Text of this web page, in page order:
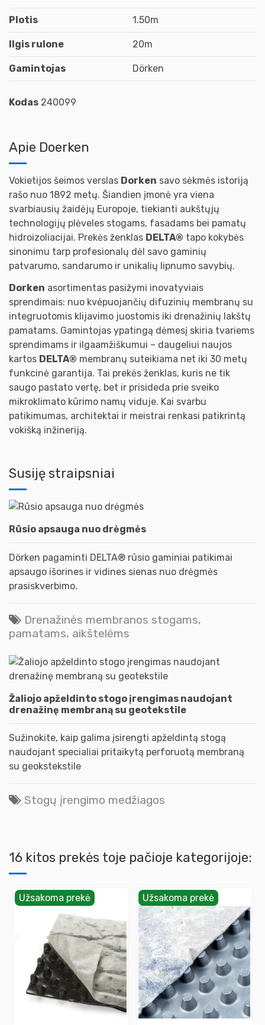
Plotis 1.50m
Ilgis rulone 20m
Gamintojas Dörken
Kodas 240099
Apie Doerken
Vokietijos šeimos verslas Dorken savo sėkmės istoriją
rašo nuo 1892 metų. Šiandien įmonė yra viena
svarbiausių žaidėjų Europoje, tiekianti aukštųjų
technologijų plėveles stogams, fasadams bei pamatų
hidroizoliacijai. Prekės ženklas DELTA® tapo kokybės
sinonimu tarp profesionalų dėl savo gaminių
patvarumo, sandarumo ir unikalių lipnumo savybių.
Dorken asortimentas pasižymi inovatyviais
sprendimais: nuo kvėpuojančių difuzinių membranų su
integruotomis klijavimo juostomis iki drenažinių lakštų
pamatams. Gamintojas ypatingą dėmesį skiria tvariems
sprendimams ir ilgaamžiškumui – daugeliui naujos
kartos DELTA® membranų suteikiama net iki 30 metų
funkcinė garantija. Tai prekės ženklas, kuris ne tik
saugo pastato vertę, bet ir prisideda prie sveiko
mikroklimato kūrimo namų viduje. Kai svarbu
patikimumas, architektai ir meistrai renkasi patikrintą
vokišką inžineriją.
Susiję straipsniai
Rūsio apsauga nuo drėgmės
Dörken pagaminti DELTA® rūsio gaminiai patikimai
apsaugo išorines ir vidines sienas nuo drėgmės
prasiskverbimo.
Drenažinės membranos stogams,
pamatams, aikštelėms
Žaliojo apželdinto stogo įrengimas naudojant
drenažinę membraną su geotekstile
Sužinokite, kaip galima įsirengti apželdintą stogą
naudojant specialiai pritaikytą perforuotą membraną
su geokstekstile
Stogų įrengimo medžiagos
16 kitos prekės toje pačioje kategorijoje:
Užsakoma prekė Užsakoma prekė